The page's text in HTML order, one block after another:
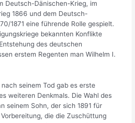
Deutsch-Dänischen-Krieg, im
1866 und dem Deutsch-
1871 eine führende Rolle gespielt.
bekannten Konflikte
des deutschen
erstem Regenten man Wilhelm I.
seinem Tod gab es erste
weiteren Denkmals. Die Wahl des
seinem Sohn, der sich 1891 für
die die Zuschüttung